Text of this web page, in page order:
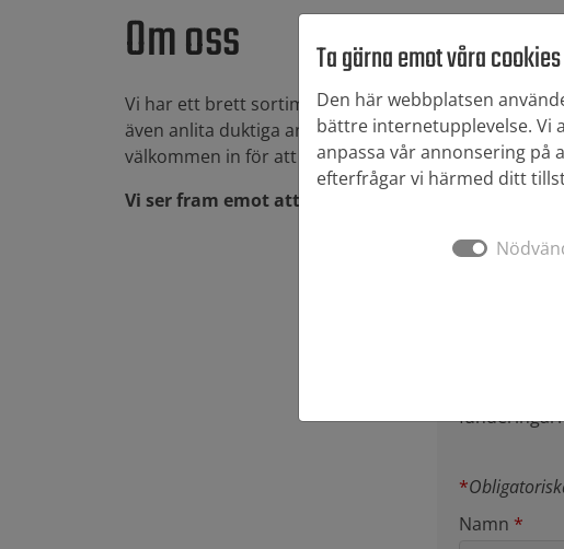
Om oss
Vi har ett brett sortiment av sten, murar, plattor,
även anlita duktiga anläggare och hyra släp, liten
välkommen in för att titta och inspireras!
Vi ser fram emot att hjälpa dig uppnå din
funderingar.
*
Namn *
Ta gärna emot våra cookies
Den här webbplatsen
bättre internetupplevelse. Vi
anpassa vår annonsering på
efterfrågar vi härmed ditt